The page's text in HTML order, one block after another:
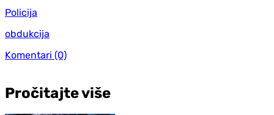
Policija
obdukcija
Komentari (0)
Pročitajte više